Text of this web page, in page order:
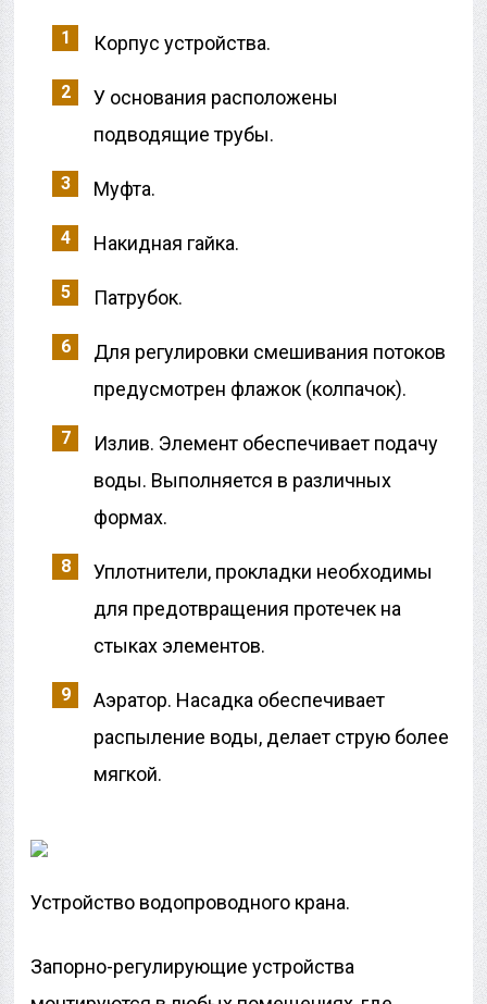
Корпус устройства.
У основания расположены
подводящие трубы.
Муфта.
Накидная гайка.
Патрубок.
Для регулировки смешивания потоков
предусмотрен флажок (колпачок).
Излив. Элемент обеспечивает подачу
воды. Выполняется в различных
формах.
Уплотнители, прокладки необходимы
для предотвращения протечек на
стыках элементов.
Аэратор. Насадка обеспечивает
распыление воды, делает струю более
мягкой.
Устройство водопроводного крана.
Запорно-регулирующие устройства